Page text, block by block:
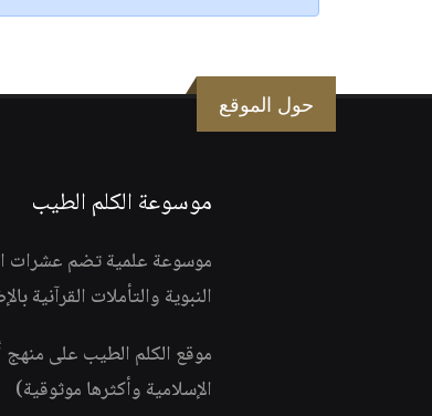
حول الموقع
موسوعة الكلم الطيب
موسوعة علمية تضم عشرات
النبوية والتأملات القرآنية
موقع الكلم الطيب على منهج
الإسلامية وأكثرها موثوقية)